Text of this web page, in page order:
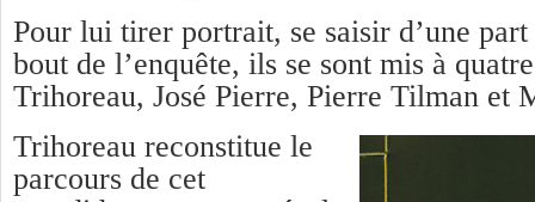
Pour lui tirer portrait, se saisir d’une part
bout de l’enquête, ils se sont mis à
Trihoreau, José Pierre, Pierre Tilman et
Trihoreau reconstitue le
parcours de cet